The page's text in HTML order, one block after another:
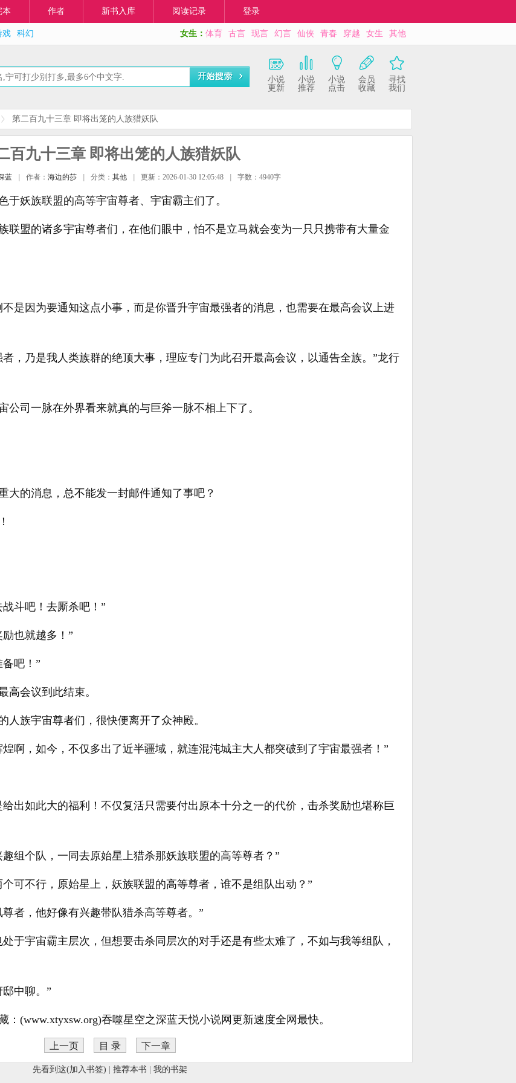
本 作者 新书入库 阅读记录 登录
戏 科幻 女生： 体育 古言 现言 幻言 仙侠 青春 穿越 女生 其他
小说
更新
小说
推荐
小说
点击
会员
收藏
寻找
我们
第二百九十三章 即将出笼的人族猎妖队
百九十三章 即将出笼的人族猎妖队
蓝 作者： 海边的莎 分类： 其他 更新：2026-01-30 12:05:48 字数：4940字
于妖族联盟的高等宇宙尊者、宇宙霸主们了。
联盟的诸多宇宙尊者们，在他们眼中，怕不是立马就会变为一只只携带有大量金
是因为要通知这点小事，而是你晋升宇宙最强者的消息，也需要在最高会议上进
，乃是我人类族群的绝顶大事，理应专门为此召开最高会议，以通告全族。”龙行
公司一脉在外界看来就真的与巨斧一脉不相上下了。
大的消息，总不能发一封邮件通知了事吧？
斗吧！去厮杀吧！”
也就越多！”
吧！”
高会议到此结束。
人族宇宙尊者们，很快便离开了众神殿。
啊，如今，不仅多出了近半疆域，就连混沌城主大人都突破到了宇宙最强者！”
出如此大的福利！不仅复活只需要付出原本十分之一的代价，击杀奖励也堪称巨
组个队，一同去原始星上猎杀那妖族联盟的高等尊者？”
可不行，原始星上，妖族联盟的高等尊者，谁不是组队出动？”
者，他好像有兴趣带队猎杀高等尊者。”
于宇宙霸主层次，但想要击杀同层次的对手还是有些太难了，不如与我等组队，
中聊。”
：(www.xtyxsw.org)吞噬星空之深蓝天悦小说网更新速度全网最快。
上一页 目 录 下一章
先看到这(加入书签) 推荐本书 我的书架